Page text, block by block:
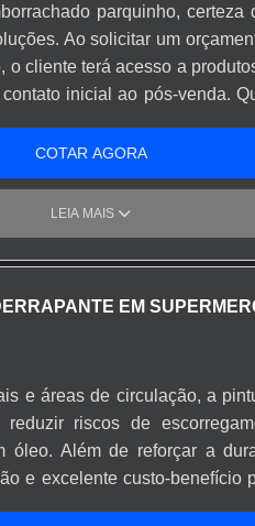
parquinho, certeza
Ao solicitar um
o cliente terá acesso a
inicial ao pós-venda.
com o resultado
Anlik Soluções
de alta qualidade onde
de última geração, tudo
excelente custo-
A Anlik Soluções se
Colaboradores eficientes;
buscar uma empresa que
e assertividade,
e podem gerar
que a Anlik Soluções
COTAR AGORA
LEIA MAIS
EM
e áreas de circulação, a
riscos de
óleo. Além de reforçar a
e excelente custo-benefício